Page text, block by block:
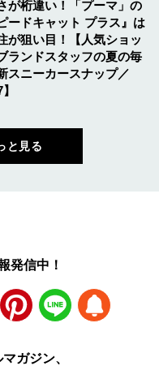
が桁違い！「プーマ」の
ードキャット プラス』は
が狙い目！【人気ショッ
ランドスタッフの夏の毎
スニーカースナップ／
と見る
発信中！
Pinterest LINE
ガジン、